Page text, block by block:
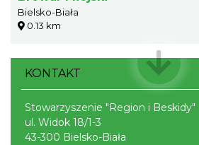
Bielsko-Biała
0.13 km
KONTAKT
Stowarzyszenie "Region i Beskidy"
ul. Widok 18/1-3
43-300 Bielsko-Biała